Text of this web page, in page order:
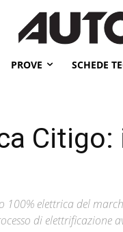
PROVE SCHEDE
Citigo:
elettrica del
di elettrificazione